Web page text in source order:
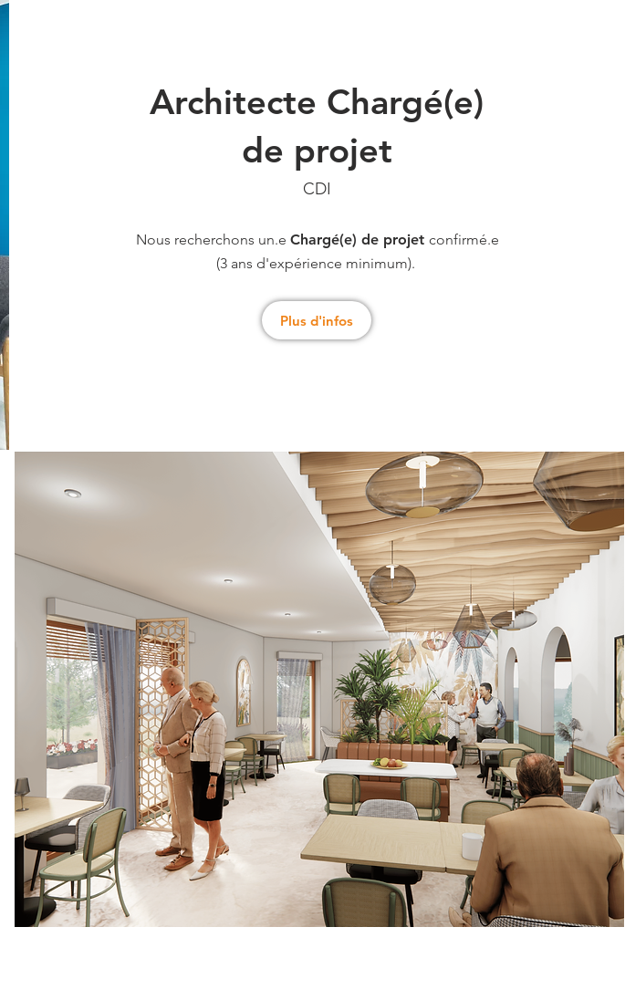
Architecte Chargé(e)
de projet
CDI
Nous recherchons un.e Chargé(e) de projet confirmé.e
(3 ans d'expérience minimum).
Plus d'infos